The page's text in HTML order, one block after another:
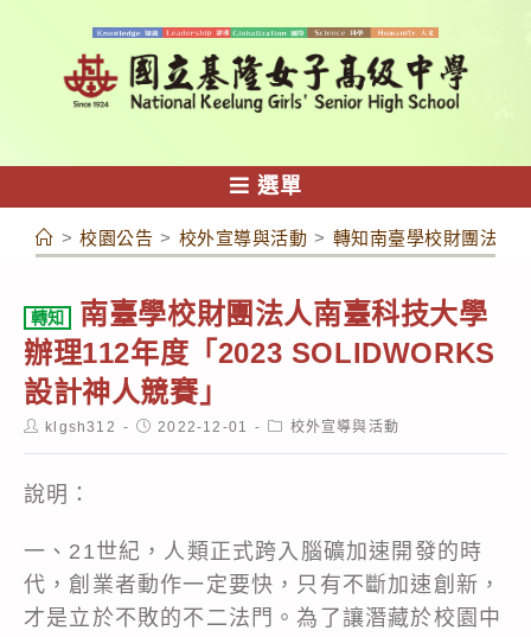
容
選單
> 校園公告 > 校外宣導與活動 > 轉知南臺學校財團法人
轉知
南臺學校財團法人南臺科技大學
辦理112年度「2023 SOLIDWORKS
設計神人競賽」
Postklgsh312
Post2022-12-01
Post校外宣導與活動
說明：
一、21世紀，人類正式跨入腦礦加速開發的時
代，創業者動作一定要快，只有不斷加速創新，
才是立於不敗的不二法門。為了讓潛藏於校園中